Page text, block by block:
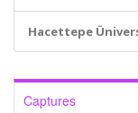
Hacettepe
Captures